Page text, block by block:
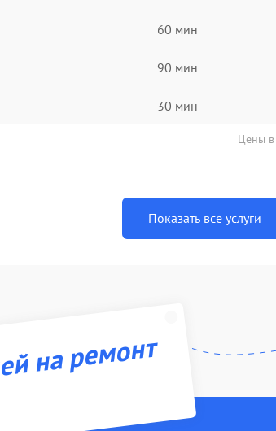
60 мин
90 мин
30 мин
Цены в
Показать все услуги
на ремонт